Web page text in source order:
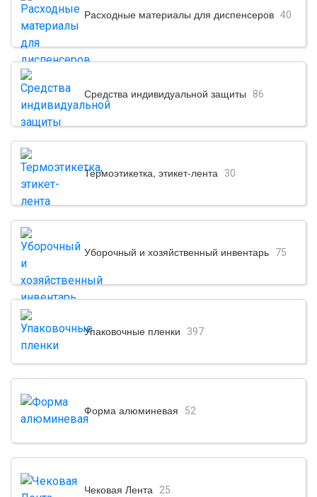
Расходные материалы для диспенсеров 40
Средства индивидуальной защиты 86
Термоэтикетка, этикет-лента 30
Уборочный и хозяйственный инвентарь 75
Упаковочные пленки 397
Форма алюминевая 52
Чековая Лента 25